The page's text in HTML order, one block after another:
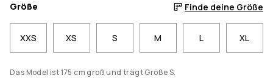
Größe Finde deine Größe
XXS XS S M L XL
Das Model ist 175 cm groß und trägt Größe S.